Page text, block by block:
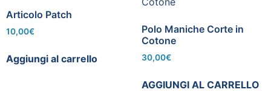
Articolo Patch
10,00€
Aggiungi al carrello
Polo Maniche Corte in
Cotone
30,00€
AGGIUNGI AL CARRELLO